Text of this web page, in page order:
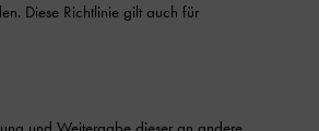
Diese Richtlinie gilt auch für